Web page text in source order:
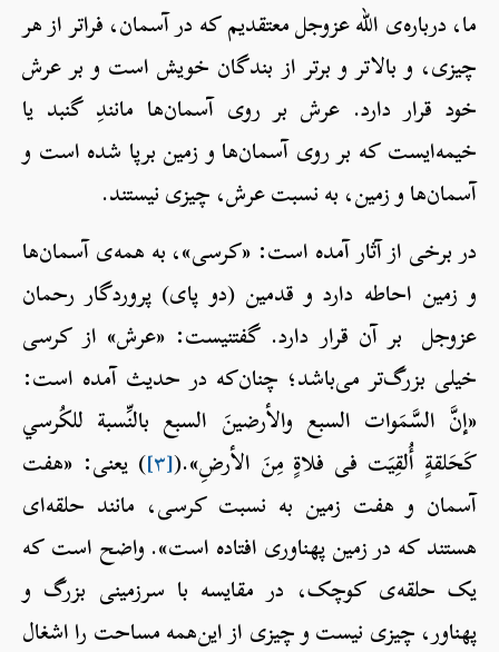
ما، درباره‌ی الله عزوجل معتقدیم که در آسمان، فراتر از هر
چیزی، و بالاتر و برتر از بندگان خویش است و بر عرش
خود قرار دارد. عرش بر روی آسمان‌ها مانندِ گنبد یا
خیمه‌ای‎ست که بر روی آسمان‌ها و زمین برپا شده است و
آسمان‌ها و زمین، به نسبت عرش، چیزی نیستند.
در برخی از آثار آمده است: «کرسی»، به همه‌ی آسمان‌ها
و زمین احاطه دارد و قدمین (دو پای) پروردگار رحمان
عزوجل بر آن قرار دارد. گفتنی‎ست: «عرش» از کرسی
خیلی بزرگ‌تر می‌باشد؛ چنان‌که در حدیث آمده است:
«إنَّ السَّمَوات السبع والأرضينَ السبع بالنِّسبة للكُرسي
كَحَلقةٍ أُلقِيَت فی فلاةٍ مِنَ الأرضِ».([۳] ) یعنی: «هفت
آسمان و هفت زمین به نسبت کرسی، مانند حلقه‌ای
هستند که در زمین پهناوری افتاده است». واضح است که
یک حلقه‌ی کوچک، در مقایسه با سرزمینی بزرگ و
پهناور، چیزی نیست و چیزی از این‌همه مساحت را اشغال